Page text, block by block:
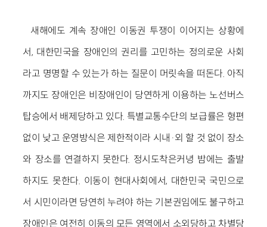
새해에도 계속 장애인 이동권 투쟁이 이어지는 상황에
서, 대한민국을 장애인의 권리를 고민하는 정의로운 사회
라고 명명할 수 있는가 하는 질문이 머릿속을 떠돈다. 아직
까지도 장애인은 비장애인이 당연하게 이용하는 노선버스
탑승에서 배제당하고 있다. 특별교통수단의 보급률은 형편
없이 낮고 운영방식은 제한적이라 시내·외 할 것 없이 장소
와 장소를 연결하지 못한다. 정시도착은커녕 밤에는 출발
하지도 못한다. 이동이 현대사회에서, 대한민국 국민으로
서 시민이라면 당연히 누려야 하는 기본권임에도 불구하고
장애인은 여전히 이동의 모든 영역에서 소외당하고 차별당